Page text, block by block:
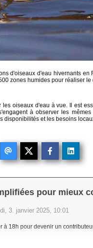
d'oiseaux d'eau hivernants
zones humides pour réaliser le
oiseaux d'eau à vue. Il est
à observer les
disponibilités et les besoins
pour mieux
3. janvier 2025, 10:01
à 18h pour devenir un